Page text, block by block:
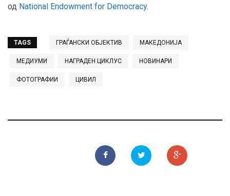
од National Endowment for Democracy.
TAGS ГРАЃАНСКИ ОБЈЕКТИВ МАКЕДОНИЈА
МЕДИУМИ НАГРАДЕН ЦИКЛУС НОВИНАРИ
ФОТОГРАФИИ ЦИВИЛ